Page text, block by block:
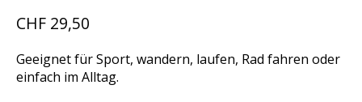
CHF 29,50
Geeignet für Sport, wandern, laufen, Rad fahren oder
einfach im Alltag.